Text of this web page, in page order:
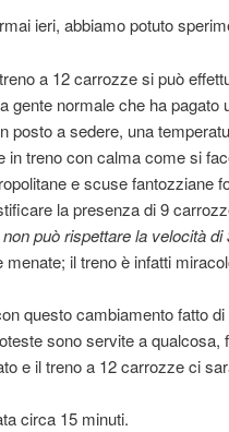
ieri, abbiamo potuto
a 12 carrozze si può
gente normale che ha pagato
posto a sedere, una
in treno con calma come si
e scuse fantozziane
la presenza di 9
può rispettare la velocità di
menate; il treno è infatti
questo cambiamento fatto
sono servite a
e il treno a 12 carrozze ci
circa 15 minuti.